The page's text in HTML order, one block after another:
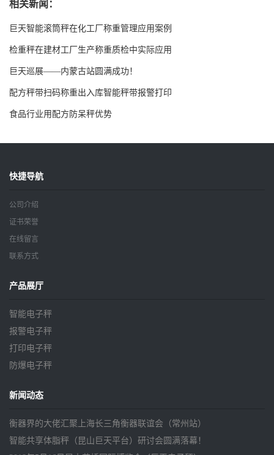
相关新闻：
巨天智能滚筒秤在化工厂称重管理应用案例
检重秤在建材工厂生产称重质检中实际应用
巨天巡展——内蒙古站圆满成功！
配方秤带扫码称重出入库智能秤带报警打印
食品行业用配方防呆秤优势
快捷导航
公司介绍
证书荣誉
在线留言
联系方式
产品展厅
智能电子秤
报警电子秤
打印电子秤
防爆电子秤
新闻动态
衡器界的大佬汇聚上海长三角衡器联谊会（常州站）
智能共享体脂秤（昆山巨天平台）研讨会圆满落幕！